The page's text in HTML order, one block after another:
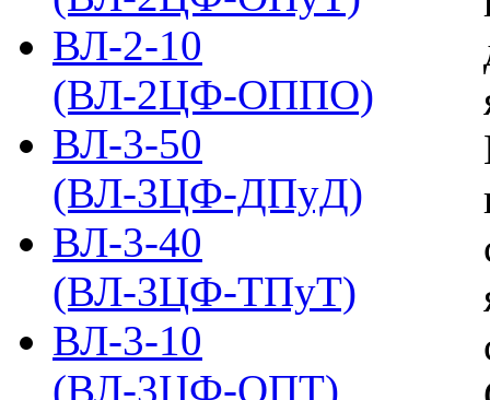
ВЛ-2-10
(ВЛ-2ЦФ-ОППО)
ВЛ-3-50
(ВЛ-3ЦФ-ДПуД)
ВЛ-3-40
(ВЛ-3ЦФ-ТПуТ)
ВЛ-3-10
(ВЛ-3ЦФ-ОПТ)